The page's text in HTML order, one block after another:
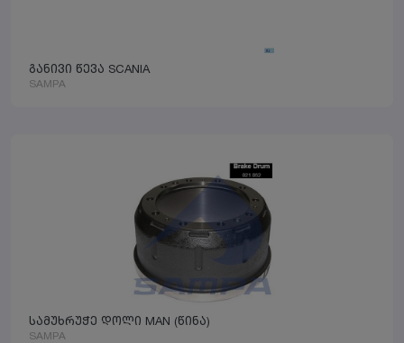
განივი წევა SCANIA
SAMPA
სამუხრუჭე დოლი MAN (წინა)
SAMPA